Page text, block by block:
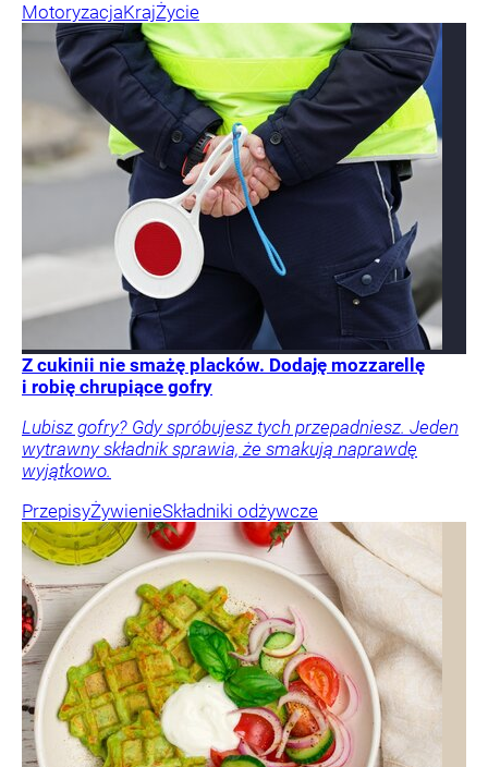
MotoryzacjaKrajŻycie
Z cukinii nie smażę placków. Dodaję mozzarellę
i robię chrupiące gofry
Lubisz gofry? Gdy spróbujesz tych przepadniesz. Jeden
wytrawny składnik sprawia, że smakują naprawdę
wyjątkowo.
PrzepisyŻywienieSkładniki odżywcze